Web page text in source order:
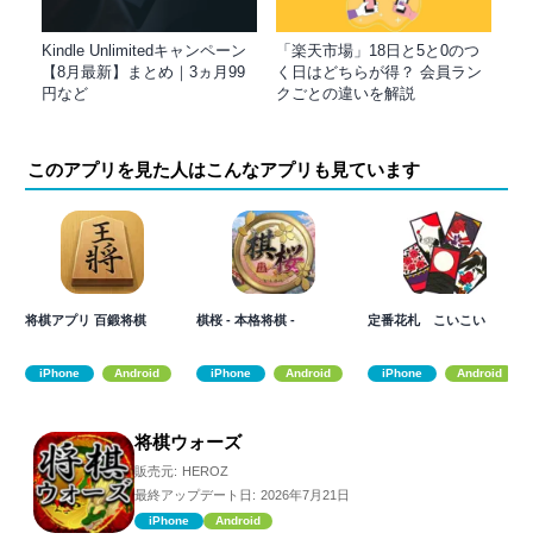
Kindle Unlimitedキャンペーン
【8月最新】まとめ｜3ヵ月99
円など
「楽天市場」18日と5と0のつ
く日はどちらが得？ 会員ラン
クごとの違いを解説
このアプリを見た人はこんなアプリも見ています
将棋アプリ 百鍛将棋
iPhone Android
棋桜 - 本格将棋 -
iPhone Android
定番花札 こいこい
iPhone Android
将棋ウォーズ
販売元: HEROZ
最終アップデート日: 2026年7月21日
iPhone Android